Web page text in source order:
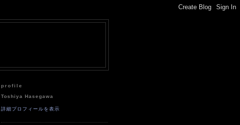
profile
Toshiya Hasegawa
詳細プロフィールを表示